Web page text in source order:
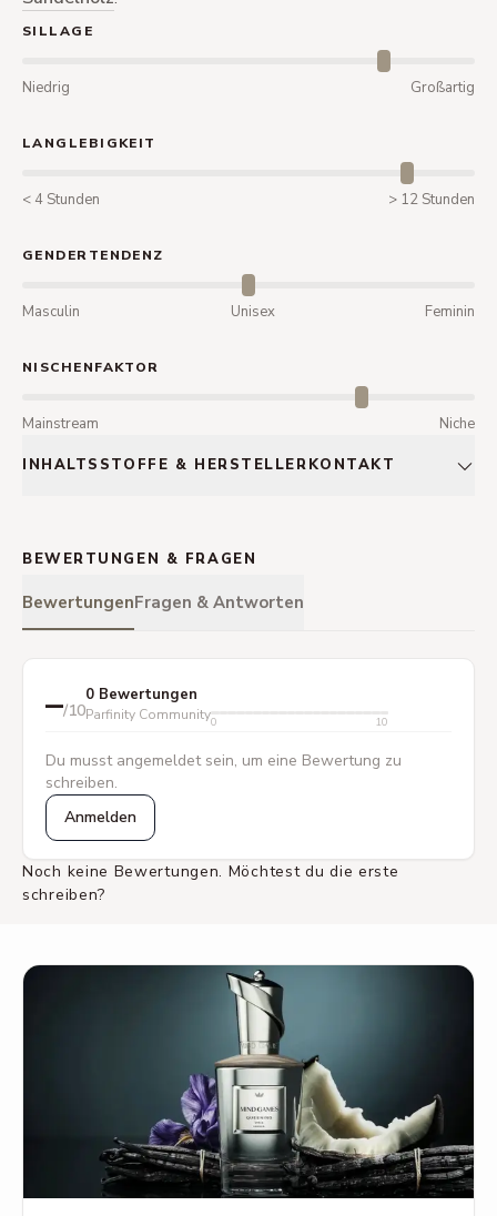
SILLAGE
Niedrig Großartig
LANGLEBIGKEIT
< 4 Stunden > 12 Stunden
GENDERTENDENZ
Masculin Unisex Feminin
NISCHENFAKTOR
Mainstream Niche
INHALTSSTOFFE & HERSTELLERKONTAKT
BEWERTUNGEN & FRAGEN
BewertungenFragen & Antworten
–/10
0 Bewertungen
Parfinity Community0 10
Du musst angemeldet sein, um eine Bewertung zu
schreiben.
Anmelden
Noch keine Bewertungen. Möchtest du die erste
schreiben?